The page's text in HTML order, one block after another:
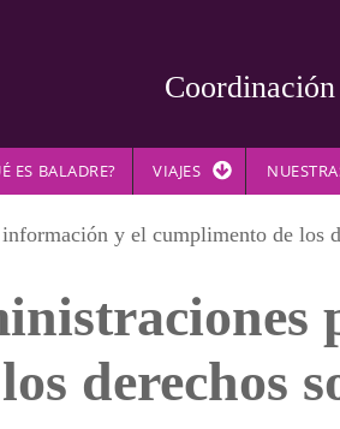
ES BALADRE? VIAJES
y el cumplimento de los
derechos